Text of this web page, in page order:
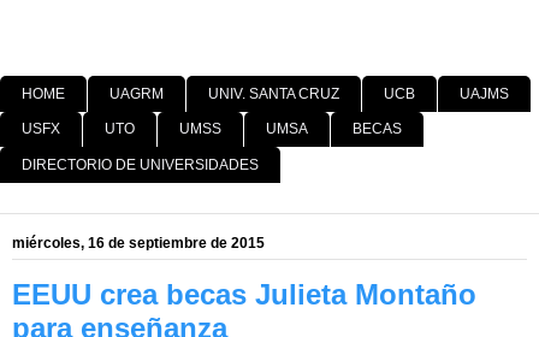
HOME UAGRM UNIV. SANTA CRUZ UCB UAJMS
USFX UTO UMSS UMSA BECAS
DIRECTORIO DE UNIVERSIDADES
miércoles, 16 de septiembre de 2015
EEUU crea becas Julieta Montaño
para enseñanza